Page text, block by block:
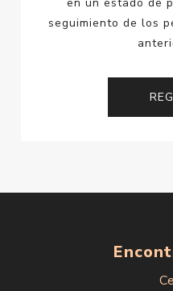
seguimiento de los